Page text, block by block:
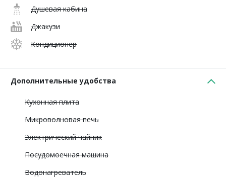
Душевая кабина
Джакузи
Кондиционер
Дополнительные удобства
Кухонная плита
Микроволновая печь
Электрический чайник
Посудомоечная машина
Водонагреватель